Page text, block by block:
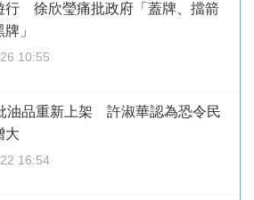
行 徐欣瑩痛批政府「蓋牌、擋箭
」
10:55
油品重新上架 許淑華認為恐令民
大
16:54